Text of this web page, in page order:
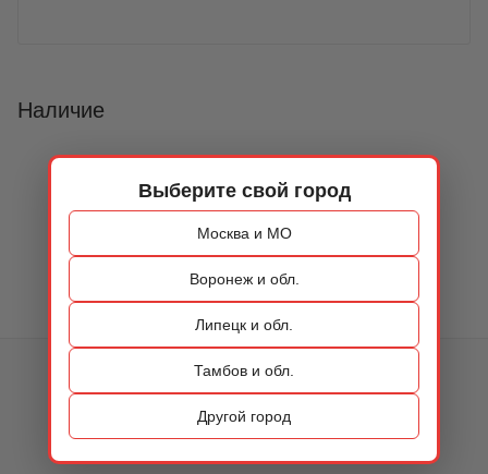
Выберите свой город
Москва и МО
Воронеж и обл.
Липецк и обл.
Тамбов и обл.
Другой город
Наличие
КАТАЛОГ
ОБУВЬ
СУМКИ